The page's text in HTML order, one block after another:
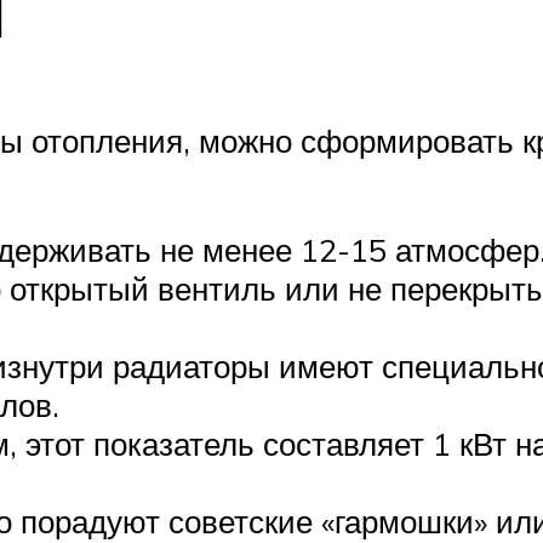
отопления, можно сформировать
не менее 12-15
открытый вентиль или не
радиаторы имеют
показатель составляет 1 кВт
советские «гармошки»